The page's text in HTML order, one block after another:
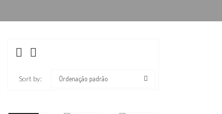
Sort by: Ordenação padrão